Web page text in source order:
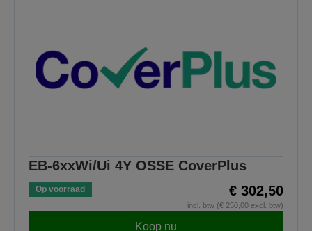
EB-6xxWi/Ui 4Y OSSE CoverPlus
Op voorraad € 302,50
incl. btw (€ 250,00 excl. btw)
Koop nu